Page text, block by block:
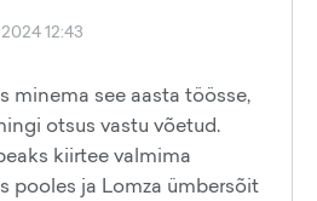
12:43
minema see aasta töösse,
otsus vastu võetud.
kiirtee valmima
pooles ja Lomza ümbersõit